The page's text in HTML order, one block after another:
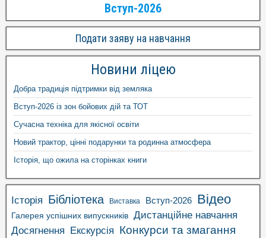
Вступ-2026
Подати заяву на навчання
Новини ліцею
Добра традиція підтримки від земляка
Вступ-2026 із зон бойових дій та ТОТ
Сучасна техніка для якісної освіти
Новий трактор, цінні подарунки та родинна атмосфера
Історія, що ожила на сторінках книги
Історія Бібліотека Виставка Вступ-2026 Відео
Галерея успішних випускників Дистанційне навчання
Досягнення Екскурсія Конкурси та змагання